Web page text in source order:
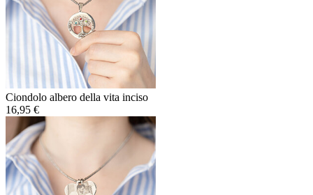
Ciondolo albero della vita inciso
16,95 €